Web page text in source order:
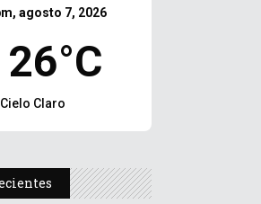
agosto 7, 2026
26°C
Cielo Claro